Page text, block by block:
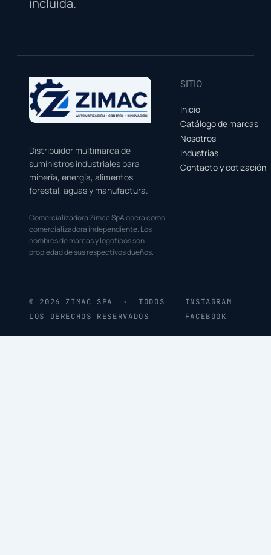
Distribuidor multimarca de
suministros industriales para
minería, energía, alimentos,
forestal, aguas y manufactura.
Comercializadora Zimac SpA opera como
comercializadora independiente. Los
nombres de marcas y logotipos son
propiedad de sus respectivos dueños.
SITIO
Inicio
Catálogo de marcas
Nosotros
Industrias
Contacto y cotización
© 2026 ZIMAC SPA · TODOS
LOS DERECHOS RESERVADOS
INSTAGRAM
FACEBOOK